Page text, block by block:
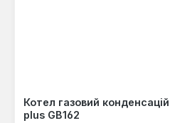
Котел газовий
plus GB162